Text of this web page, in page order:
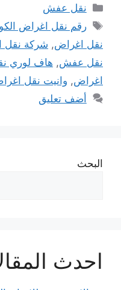
التصنيفات
نقل عفش
الوسوم
رقم نقل اغراض
نقل اغراض, شركة نقل
نقل عفش, هاف لوري
اغراض, وانيت نقل
أضف تعليق
البحث
احدث